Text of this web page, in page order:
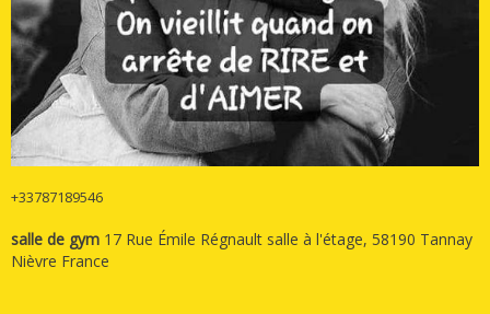
+33787189546
salle de gym 17 Rue Émile Régnault salle à l'étage, 58190 Tannay
Nièvre France